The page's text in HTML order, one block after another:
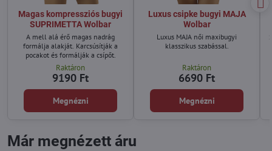
Magas kompressziós bugyi
SUPRIMETTA Wolbar
A mell alá érő magas nadrág
formálja alakját. Karcsúsítják a
pocakot és formálják a csípőt.
Raktáron
9190 Ft
Megnézni
Luxus csipke bugyi MAJA
Wolbar
Luxus MAJA női maxibugyi
klasszikus szabással.
Raktáron
6690 Ft
Megnézni
Már megnézett áru